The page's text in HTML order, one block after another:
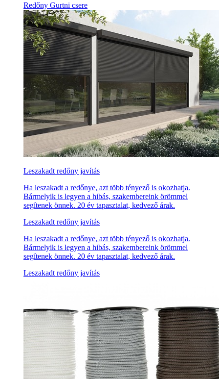
Redőny Gurtni csere
Leszakadt redőny javítás
Ha leszakadt a redőnye, azt több tényező is okozhatja.
Bármelyik is legyen a hibás, szakembereink örömmel
segítenek önnek. 20 év tapasztalat, kedvező árak.
Leszakadt redőny javítás
Ha leszakadt a redőnye, azt több tényező is okozhatja.
Bármelyik is legyen a hibás, szakembereink örömmel
segítenek önnek. 20 év tapasztalat, kedvező árak.
Leszakadt redőny javítás